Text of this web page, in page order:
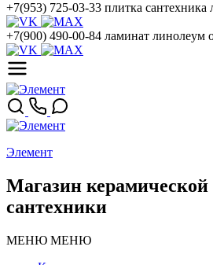
+7(953) 725-03-33 плитка сантехника
+7(900) 490-00-84 ламинат линолеум
Элемент
Магазин
сантехники
МЕНЮ МЕНЮ